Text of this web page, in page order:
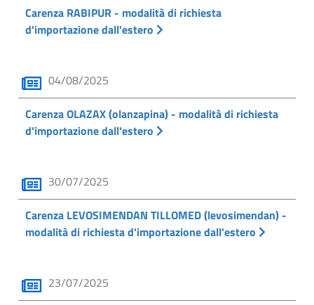
Carenza RABIPUR - modalità di richiesta
d'importazione dall'estero
04/08/2025
Carenza OLAZAX (olanzapina) - modalità di richiesta
d'importazione dall'estero
30/07/2025
Carenza LEVOSIMENDAN TILLOMED (levosimendan) -
modalità di richiesta d'importazione dall'estero
23/07/2025